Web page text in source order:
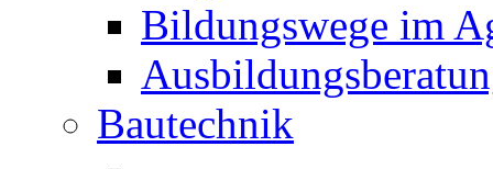
Bildungswege im
Bautechnik